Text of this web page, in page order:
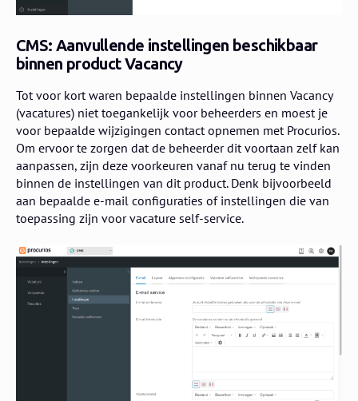
CMS: Aanvullende instellingen beschikbaar
binnen product Vacancy
Tot voor kort waren bepaalde instellingen binnen Vacancy
(vacatures) niet toegankelijk voor beheerders en moest je
voor bepaalde wijzigingen contact opnemen met Procurios.
Om ervoor te zorgen dat de beheerder dit voortaan zelf kan
aanpassen, zijn deze voorkeuren vanaf nu terug te vinden
binnen de instellingen van dit product. Denk bijvoorbeeld
aan bepaalde e-mail configuraties of instellingen die van
toepassing zijn voor vacature self-service.